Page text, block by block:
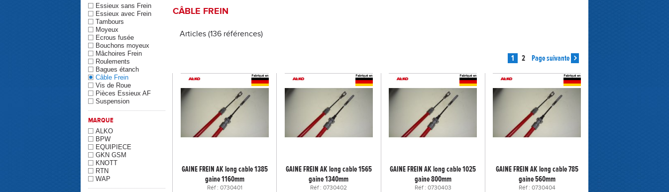
Essieux sans Frein
Essieux avec Frein
Tambours
Moyeux
Ecrous fusée
Bouchons moyeux
Mâchoires Frein
Roulements
Bagues étanch
Câble Frein
Vis de Roue
Pièces Essieux AF
Suspension
MARQUE
ALKO
BPW
EQUIPIECE
GKN GSM
KNOTT
RTN
WAP
CÂBLE FREIN
Articles (136 références)
1 2 Page suivante
GAINE FREIN AK long cable 1385
gaine 1160mm
Réf : 0730401
GAINE FREIN AK long cable 1565
gaine 1340mm
Réf : 0730402
GAINE FREIN AK long cable 1025
gaine 800mm
Réf : 0730403
GAINE FREIN AK long cable 785
gaine 560mm
Réf : 0730404